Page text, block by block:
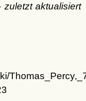
zuletzt aktualisiert